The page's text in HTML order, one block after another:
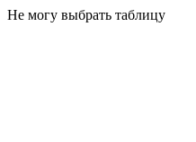
Не могу выбрать таблицу